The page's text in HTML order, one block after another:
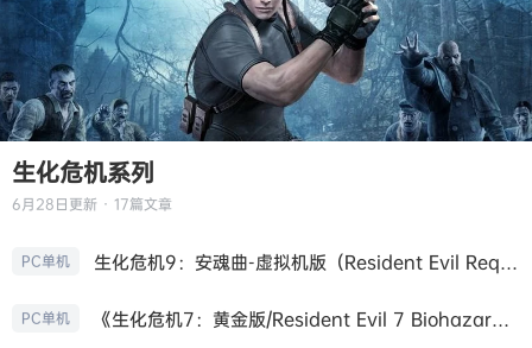
生化危机系列
6月28日更新 · 17篇文章
PC单机 生化危机9：安魂曲-虚拟机版（Resident Evil Requiem HYPERVISOR）免安装中文版
PC单机 《生化危机7：黄金版/Resident Evil 7 Biohazard》免安装中文版